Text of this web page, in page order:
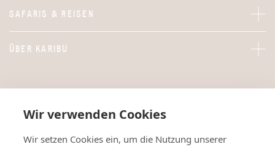
Wir verwenden Cookies
Wir setzen Cookies ein, um die Nutzung unserer
SAFARIS & REISEN
ÜBER KARIBU